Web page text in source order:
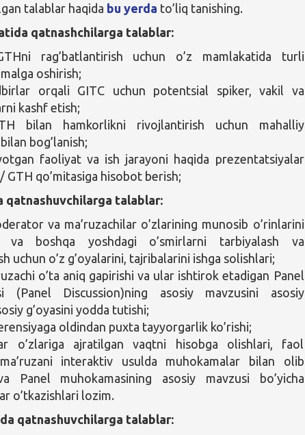
talablar haqida bu yerda to’liq tanishing.
qatnashchilarga talablar:
rag’batlantirish uchun o’z mamlakatida turli
oshirish;
orqali GITC uchun potentsial spiker, vakil va
kashf etish;
bilan hamkorlikni rivojlantirish uchun mahalliy
bog’lanish;
faoliyat va ish jarayoni haqida prezentatsiyalar
GTH qo’mitasiga hisobot berish;
qatnashuvchilarga talablar:
va ma’ruzachilar o’zlarining munosib o’rinlarini
va boshqa yoshdagi o’smirlarni tarbiyalash va
uchun o’z g’oyalarini, tajribalarini ishga solishlari;
o’ta aniq gapirishi va ular ishtirok etadigan Panel
(Panel Discussion)ning asosiy mavzusini asosiy
g’oyasini yodda tutishi;
oldindan puxta tayyorgarlik ko’rishi;
o’zlariga ajratilgan vaqtni hisobga olishlari, faol
ma’ruzani interaktiv usulda muhokamalar bilan olib
Panel muhokamasining asosiy mavzusi bo’yicha
o’tkazishlari lozim.
qatnashuvchilarga talablar: